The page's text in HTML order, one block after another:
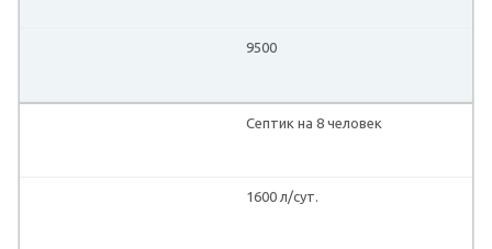
9500
Септик на 8 человек
1600 л/сут.